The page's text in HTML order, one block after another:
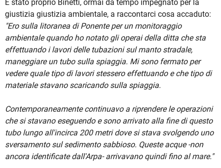
È stato proprio Binetti, ormai da tempo impegnato per la
giustizia giustizia ambientale, a raccontarci cosa accaduto:
"Ero sulla litoranea di Ponente per un monitoraggio
ambientale quando ho notato gli operai della ditta che sta
effettuando i lavori delle tubazioni sul manto stradale,
maneggiare un tubo sulla spiaggia. Mi sono fermato per
vedere quale tipo di lavori stessero effettuando e che tipo di
materiale stavano scaricando sulla spiaggia.
Contemporaneamente continuavo a riprendere le operazioni
che si stavano eseguendo e sono arrivato alla fine di questo
tubo lungo all'incirca 200 metri dove si stava svolgendo uno
sversamento sul sedimento sabbioso. Queste acque -non
ancora identificate dall'Arpa- arrivavano quindi fino al mare."